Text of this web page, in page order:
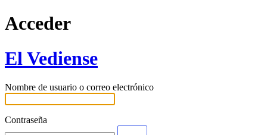
Acceder
El Vediense
Nombre de usuario o correo electrónico
Contraseña